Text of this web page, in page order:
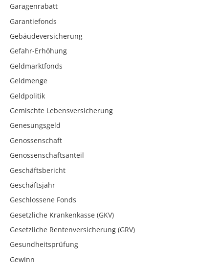
Garagenrabatt
Garantiefonds
Gebäudeversicherung
Gefahr-Erhöhung
Geldmarktfonds
Geldmenge
Geldpolitik
Gemischte Lebensversicherung
Genesungsgeld
Genossenschaft
Genossenschaftsanteil
Geschäftsbericht
Geschäftsjahr
Geschlossene Fonds
Gesetzliche Krankenkasse (GKV)
Gesetzliche Rentenversicherung (GRV)
Gesundheitsprüfung
Gewinn